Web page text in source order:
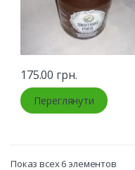
175.00 грн.
Переглянути
Показ всех 6 элементов